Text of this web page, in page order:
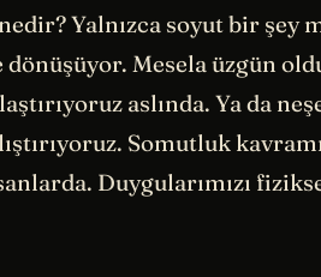
Yalnızca soyut bir şey
Mesela üzgün
aslında. Ya da
Somutluk
Duygularımızı